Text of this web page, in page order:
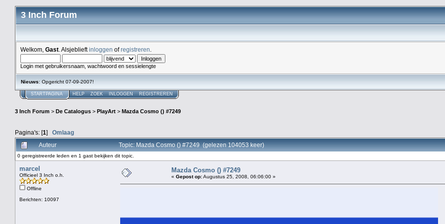
3 Inch Forum
Welkom, Gast . Alsjeblieftinloggen ofregistreren
Login met gebruikersnaam, wachtwoord en sessielengte
Nieuws: Opgericht 07-09-2007!
STARTPAGINA HELP ZOEK INLOGGEN REGISTREREN
3 Inch Forum > De Catalogus > PlayArt > Mazda Cosmo () #7249
Pagina's: [1] Omlaag
Auteur Topic: Mazda Cosmo () #7249 (gelezen 104053 keer)
0 geregistreerde leden en 1 gast bekijken dit topic.
marcel
Officieel 3 Inch o.h.
Offline
Berichten: 10097
Mazda Cosmo () #7249
« Gepost op:Augustus 25, 2008, 06:06:00 »